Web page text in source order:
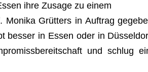
ihre Zusage zu einem
Monika Grüt­ters in Auf­trag
bes­ser in Essen oder in
und schlug